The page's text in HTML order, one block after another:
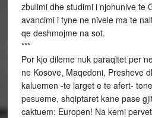
zbulimi dhe studimi i njohunive te
avancimi i tyne ne nivele ma te
qe deshmojme na sot.
***
Por kjo dileme nuk paraqitet per
ne Kosove, Maqedoni, Presheve
kaluemen -te larget e te afert-
pesueme, shqiptaret kane pase
caktuem: Europen! Na kemi